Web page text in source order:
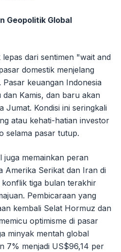
Geopolitik Global
dari sentimen "wait and
domestik menjelang
keuangan Indonesia
Kamis, dan baru akan
Jumat. Kondisi ini seringkali
atau kehati-hatian investor
selama pasar tutup.
juga memainkan peran
Amerika Serikat dan Iran di
tiga bulan terakhir
Pembicaraan yang
kembali Selat Hormuz dan
optimisme di pasar
minyak mentah global
7% menjadi US$96,14 per